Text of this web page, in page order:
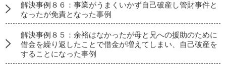
解決事例８６：事業がうまくいかず自己破産し管財事件と
なったが免責となった事例
解決事例８５：余裕はなかったが母と兄への援助のために
借金を繰り返したことで借金が増えてしまい、自己破産を
することになった事例